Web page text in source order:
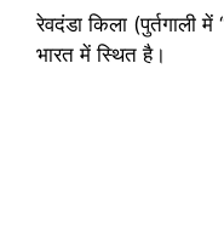
रेवदंडा किला (पुर्तगाली में
भारत में स्थित है।